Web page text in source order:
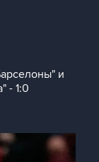
и
- 1:0